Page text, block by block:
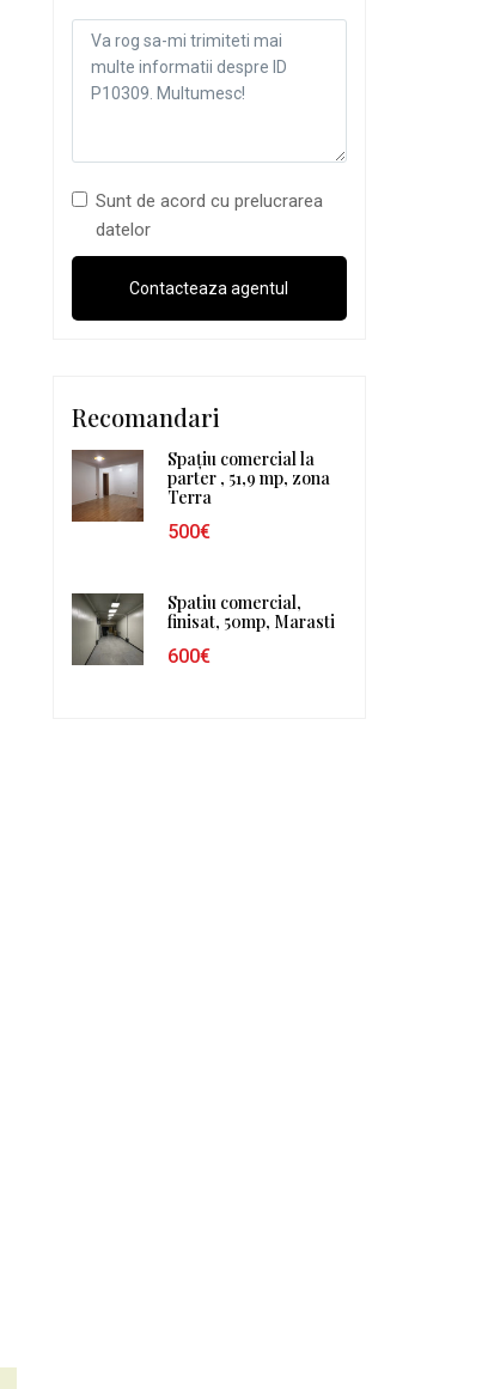
Sunt de acord cu prelucrarea
datelor
Recomandari
Spațiu comercial la
parter , 51,9 mp, zona
Terra
500€
Spatiu comercial,
finisat, 50mp, Marasti
600€